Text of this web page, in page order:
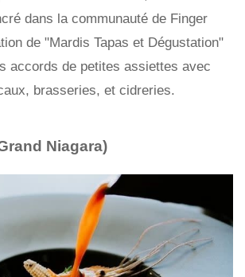
dans la communauté de Finger
de "Mardis Tapas et Dégustation"
accords de petites assiettes avec
brasseries, et cidreries.
Niagara)